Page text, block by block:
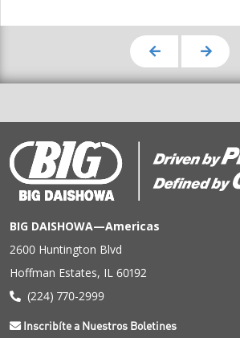
BIG DAISHOWA—Americas
2600 Huntington Blvd
Hoffman Estates, IL 60192
(224) 770-2999
Inscribíte a Nuestros Boletines